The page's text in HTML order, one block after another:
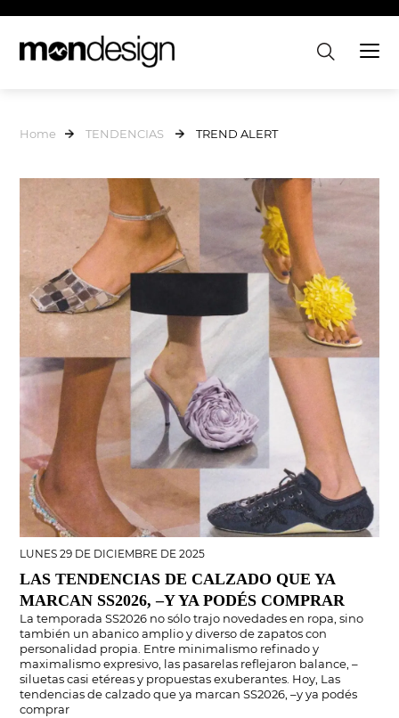
Home TENDENCIAS TREND ALERT
LUNES 29 DE DICIEMBRE DE 2025
LAS TENDENCIAS DE CALZADO QUE YA
MARCAN SS2026, –Y YA PODÉS COMPRAR
La temporada SS2026 no sólo trajo novedades en ropa, sino
también un abanico amplio y diverso de zapatos con
personalidad propia. Entre minimalismo refinado y
maximalismo expresivo, las pasarelas reflejaron balance, –
siluetas casi etéreas y propuestas exuberantes. Hoy, Las
tendencias de calzado que ya marcan SS2026, –y ya podés
comprar